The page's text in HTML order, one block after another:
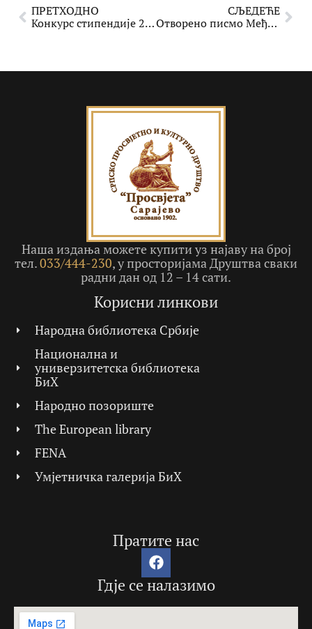
ПРЕТХОДНО
Конкурс стипендије 2024
СЉЕДЕЋЕ
Отворено писмо Међукултурног вијећа БиХ поводом јавних напада на Бошњачку заједницу културе
Наша издања можете купити уз најаву на број
тел.033/444-230, у просторијама Друштва сваки
радни дан од 12 – 14 сати.
Корисни линкови
Народна библиотека Србије
Национална и
универзитетска библиотека
БиХ
Народно позориште
The European library
FENA
Умјетничка галерија БиХ
Пратите нас
Гдје се налазимо